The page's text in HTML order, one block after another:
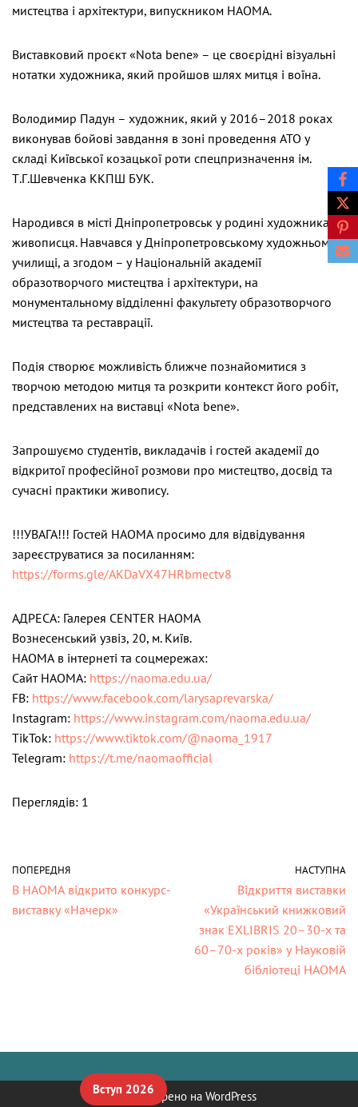
мистецтва і архітектури, випускником НАОМА.
Виставковий проєкт «Nota bene» – це своєрідні візуальні
нотатки художника, який пройшов шлях митця і воїна.
Володимир Падун – художник, який у 2016–2018 роках
виконував бойові завдання в зоні проведення АТО у
складі Київської козацької роти спецпризначення ім.
Т.Г.Шевченка ККПШ БУК.
Народився в місті Дніпропетровськ у родині художника-
живописця. Навчався у Дніпропетровському художньому
училищі, а згодом – у Національній академії
образотворчого мистецтва і архітектури, на
монументальному відділенні факультету образотворчого
мистецтва та реставрації.
Подія створює можливість ближче познайомитися з
творчою методою митця та розкрити контекст його робіт,
представлених на виставці «Nota bene».
Запрошуємо студентів, викладачів і гостей академії до
відкритої професійної розмови про мистецтво, досвід та
сучасні практики живопису.
!!!УВАГА!!! Гостей НАОМА просимо для відвідування
зареєструватися за посиланням:
https://forms.gle/AKDaVX47HRbmectv8
АДРЕСА: Галерея CENTER НАОМА
Вознесенський узвіз, 20, м. Київ.
НАОМА в інтернеті та соцмережах:
Cайт НАОМА: https://naoma.edu.ua/
FB: https://www.facebook.com/larysaprevarska/
Instagram: https://www.instagram.com/naoma.edu.ua/
TikTok: https://www.tiktok.com/@naoma_1917
Telegram: https://t.me/naomaofficial
Переглядів: 1
ПОПЕРЕДНЯ
В НАОМА відкрито конкурс-
виставку «Начерк»
НАСТУПНА
Відкриття виставки
«Український книжковий
знак EXLIBRIS 20–30-х та
60–70-х років» у Науковій
бібліотеці НАОМА
Neve| Створено на WordPress
Вступ 2026